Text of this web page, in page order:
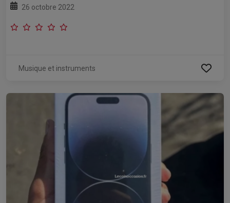
26 octobre 2022
Musique et instruments